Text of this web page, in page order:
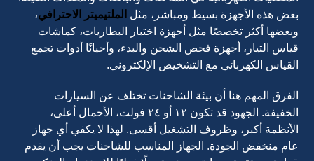
بعض هذه الأجهزة بسيط ومباشر، مثل الملتيميتر الاحترافي،
وبعضها أكثر تخصصًا مثل أجهزة اختبار البطاريات، كماشات
قياس التيار، أجهزة فحص الشحن والبدء، وأحيانًا أدوات تجمع
القياس الكهربائي مع التشخيص الإلكتروني.
الفرق المهم هنا أن بيئة الشاحنات تختلف عن السيارات
الخفيفة. الجهود قد تكون ١٢ أو ٢٤ فولت، الأحمال أعلى،
الأنظمة أكبر، وظروف التشغيل أقسى. لهذا لا يكفي أي جهاز
عام منخفض الجودة. الجهاز المناسب للشاحنات يجب أن يقدم